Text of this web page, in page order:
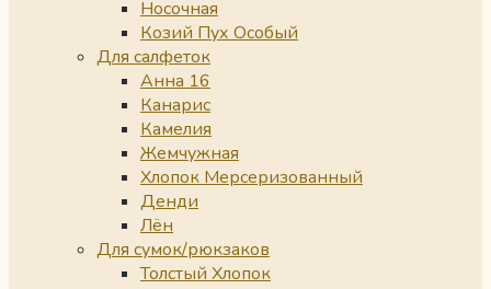
Носочная
Козий Пух Особый
Для салфеток
Анна 16
Канарис
Камелия
Жемчужная
Хлопок Мерсеризованный
Денди
Лён
Для сумок/рюкзаков
Толстый Хлопок